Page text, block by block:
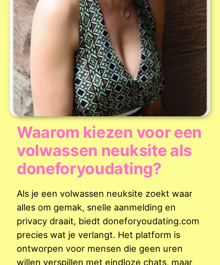
Waarom kiezen voor een
volwassen neuksite als
doneforyoudating?
Als je een volwassen neuksite zoekt waar
alles om gemak, snelle aanmelding en
privacy draait, biedt doneforyoudating.com
precies wat je verlangt. Het platform is
ontworpen voor mensen die geen uren
willen verspillen met eindloze chats, maar